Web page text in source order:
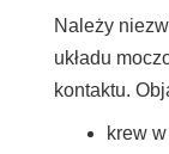
Należy
układu
kontaktu.
krew